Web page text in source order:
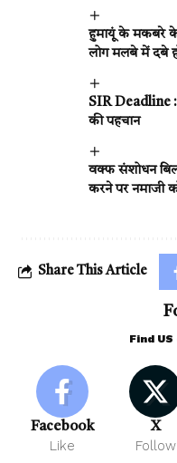
हुमायूं के मकबरे के
लोग मलबे में दबे
SIR Deadline
की पहचान
वक्फ संशोधन बिल
करने पर नमाजी
Share This Article
Find
Facebook
Like
X
Follow